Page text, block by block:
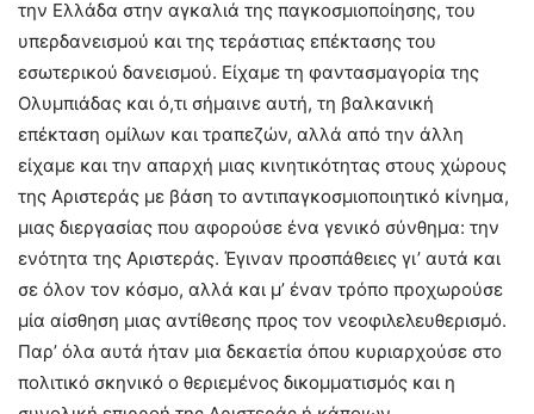
την Ελλάδα στην αγκαλιά της παγκοσμιοποίησης, του
υπερδανεισμού και της τεράστιας επέκτασης του
εσωτερικού δανεισμού. Είχαμε τη φαντασμαγορία της
Ολυμπιάδας και ό,τι σήμαινε αυτή, τη βαλκανική
επέκταση ομίλων και τραπεζών, αλλά από την άλλη
είχαμε και την απαρχή μιας κινητικότητας στους χώρους
της Αριστεράς με βάση το αντιπαγκοσμιοποιητικό κίνημα,
μιας διεργασίας που αφορούσε ένα γενικό σύνθημα: την
ενότητα της Αριστεράς. Έγιναν προσπάθειες γι’ αυτά και
σε όλον τον κόσμο, αλλά και μ’ έναν τρόπο προχωρούσε
μία αίσθηση μιας αντίθεσης προς τον νεοφιλελευθερισμό.
Παρ’ όλα αυτά ήταν μια δεκαετία όπου κυριαρχούσε στο
πολιτικό σκηνικό ο θεριεμένος δικομματισμός και η